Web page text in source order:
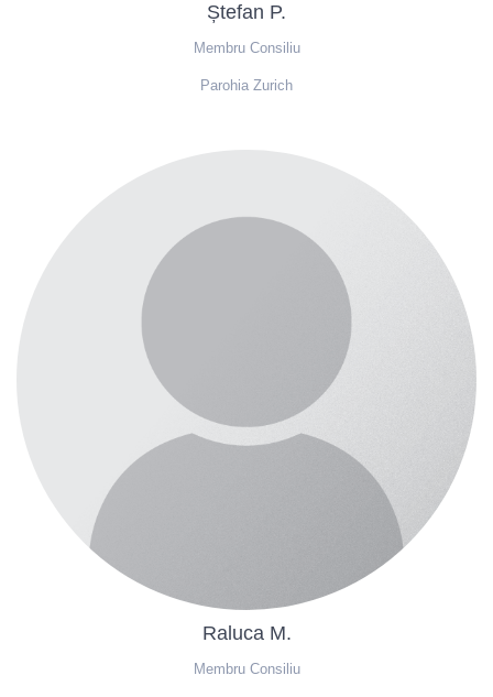
Ștefan P.
Membru Consiliu
Parohia Zurich
Raluca M.
Membru Consiliu